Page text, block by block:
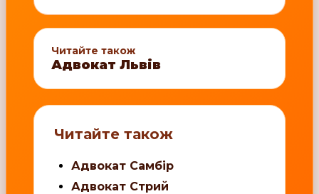
Читайте також
Адвокат Львів
Читайте також
Адвокат Самбір
Адвокат Стрий